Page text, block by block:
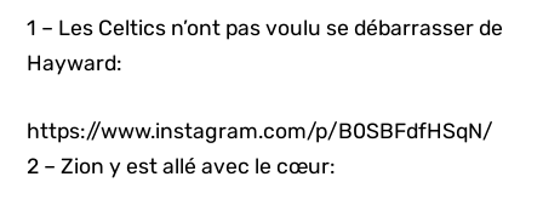
1 – Les Celtics n’ont pas voulu se débarrasser de
Hayward:
https://www.instagram.com/p/B0SBFdfHSqN/
2 – Zion y est allé avec le cœur: